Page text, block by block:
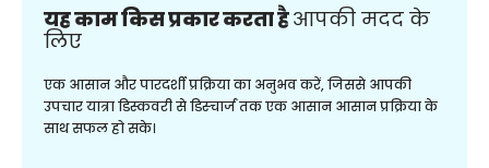
यह काम किस प्रकार करता हैआपकी मदद के
लिए
एक आसान और पारदर्शी प्रक्रिया का अनुभव करें, जिससे आपकी
उपचार यात्रा डिस्कवरी से डिस्चार्ज तक एक आसान आसान प्रक्रिया के
साथ सफल हो सके।